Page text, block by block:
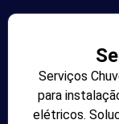
Serviços
para
elétricos.